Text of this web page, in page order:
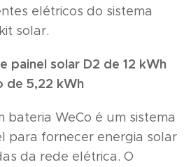
elétricos do sistema
solar.
painel solar D2 de 12 kWh
de 5,22 kWh
bateria WeCo é um sistema
para fornecer energia solar
da rede elétrica. O